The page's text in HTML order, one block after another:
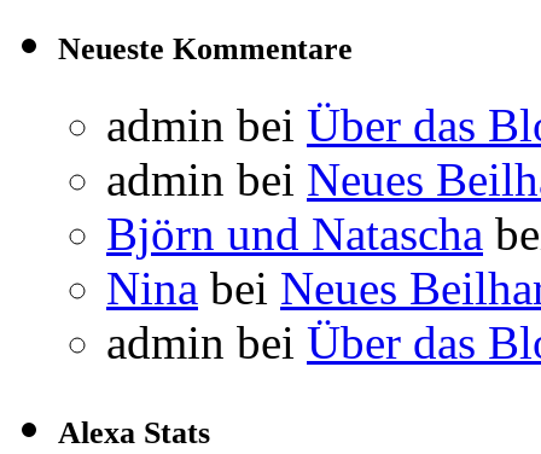
Neueste Kommentare
admin bei Über das
admin bei Neues
Björn und Natascha
Nina bei Neues
admin bei Über das
Alexa Stats